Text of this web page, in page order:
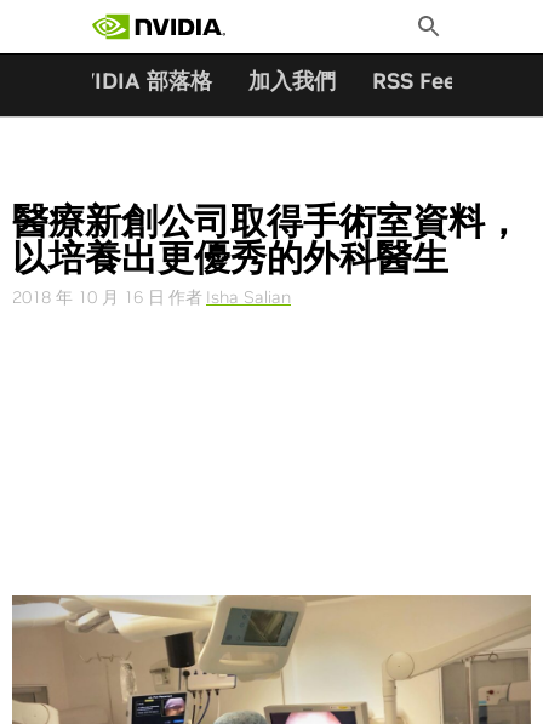
Toggle
Search
NVIDIA 部落格 加入我們 RSS Feeds
醫療新創公司取得手術室資料，
以培養出更優秀的外科醫生
2018 年 10 月 16 日 作者 Isha Salian
Share